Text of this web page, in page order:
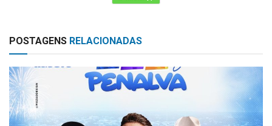
POSTAGENS RELACIONADAS